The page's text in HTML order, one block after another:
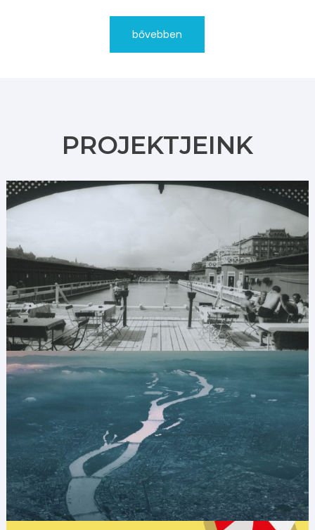
bővebben
PROJEKTJEINK